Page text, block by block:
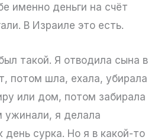
именно деньги на счёт
В Израиле это есть.
такой. Я отводила сына в
потом шла, ехала, убирала
или дом, потом забирала
ужинали, я делала
сурка. Но я в какой-то